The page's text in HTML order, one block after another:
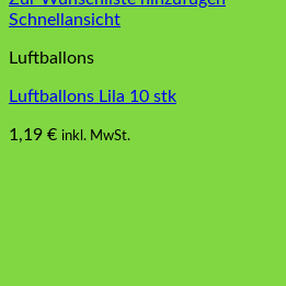
Schnellansicht
Luftballons
Luftballons Lila 10 stk
1,19 € inkl. MwSt.